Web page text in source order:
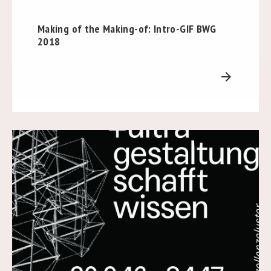
Making of the Making-of: Intro-GIF BWG
2018
arrow_forward